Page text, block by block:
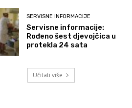
SERVISNE INFORMACIJE
Servisne informacije:
Rođeno šest djevojčica u
protekla 24 sata
Učitati više